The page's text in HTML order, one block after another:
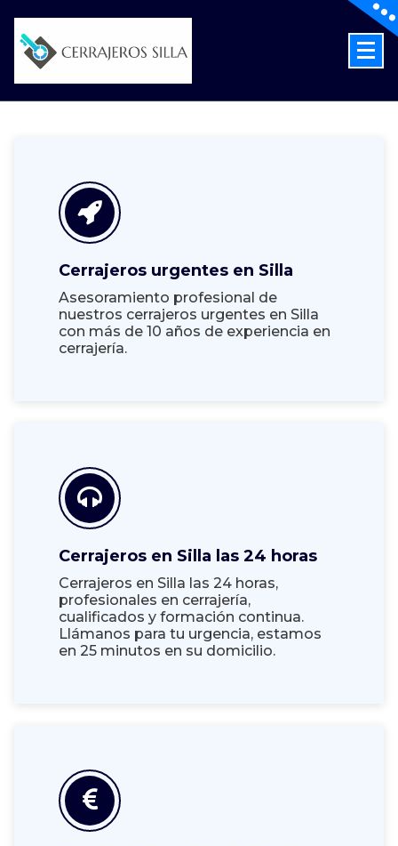
content
Cerrajeros urgentes en Silla
Asesoramiento profesional de
nuestros cerrajeros urgentes en Silla
con más de 10 años de experiencia en
cerrajería.
Cerrajeros en Silla las 24 horas
Cerrajeros en Silla las 24 horas,
profesionales en cerrajería,
cualificados y formación continua.
Llámanos para tu urgencia, estamos
en 25 minutos en su domicilio.